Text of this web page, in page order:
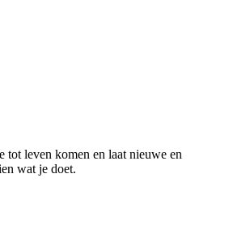
tot leven komen en laat nieuwe en
wat je doet.